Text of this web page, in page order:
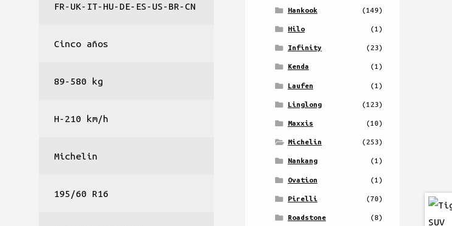
FR-UK-IT-HU-DE-ES-US-BR-CN
Cinco años
89-580 kg
H-210 km/h
Michelin
195/60 R16
Hankook (149)
Hilo (1)
Infinity (23)
Kenda (1)
Laufen (1)
Linglong (123)
Maxxis (10)
Michelin (253)
Nankang (1)
Ovation (1)
Pirelli (70)
Roadstone (8)